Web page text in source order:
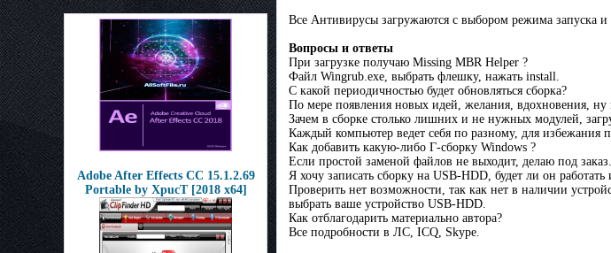
Adobe After Effects CC 15.1.2.69
Portable by XpucT [2018 x64]
Все Антивирусы загружаются с выбором режима запуска
Вопросы и ответы
При загрузке получаю Missing MBR Helper ?
Файл Wingrub.exe, выбрать флешку, нажать install.
С какой периодичностью будет обновляться сборка?
По мере появления новых идей, желания, вдохновения, ну
Зачем в сборке столько лишних и не нужных модулей,
Каждый компьютер ведет себя по разному, для избежания
Как добавить какую-либо Г-сборку Windows ?
Если простой заменой файлов не выходит, делаю под
Я хочу записать сборку на USB-HDD, будет ли он
Проверить нет возможности, так как нет в наличии
выбрать ваше устройство USB-HDD.
Как отблагодарить материально автора?
Все подробности в ЛС, ICQ, Skype.